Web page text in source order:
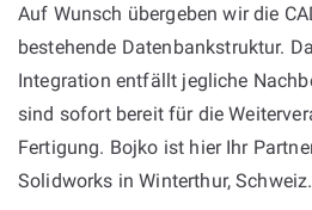
Auf Wunsch übergeben wir die
bestehende Datenbankstruktur.
Integration entfällt jegliche
sind sofort bereit für die
Fertigung. Bojko ist hier Ihr
Solidworks in Winterthur, Schweiz.